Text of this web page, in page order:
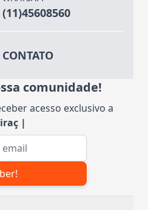
(11)45608560
CONTATO
comunidade!
acesso exclusivo a
mail